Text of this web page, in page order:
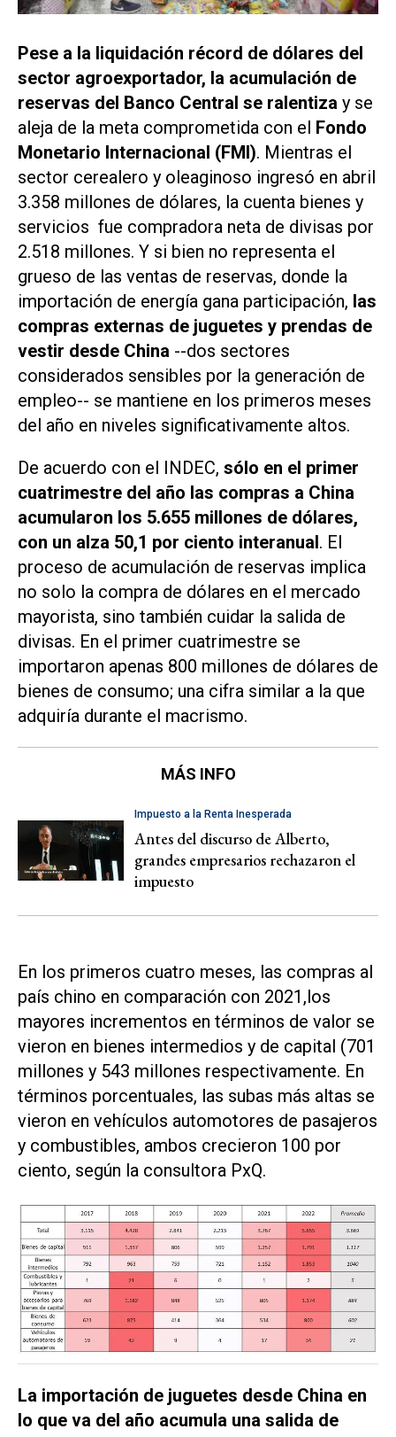
Pese a la liquidación récord de dólares del
sector agroexportador, la acumulación de
reservas del Banco Central se ralentiza y se
aleja de la meta comprometida con el Fondo
Monetario Internacional (FMI). Mientras el
sector cerealero y oleaginoso ingresó en abril
3.358 millones de dólares, la cuenta bienes y
servicios fue compradora neta de divisas por
2.518 millones. Y si bien no representa el
grueso de las ventas de reservas, donde la
importación de energía gana participación, las
compras externas de juguetes y prendas de
vestir desde China --dos sectores
considerados sensibles por la generación de
empleo-- se mantiene en los primeros meses
del año en niveles significativamente altos.
De acuerdo con el INDEC, sólo en el primer
cuatrimestre del año las compras a China
acumularon los 5.655 millones de dólares,
con un alza 50,1 por ciento interanual. El
proceso de acumulación de reservas implica
no solo la compra de dólares en el mercado
mayorista, sino también cuidar la salida de
divisas. En el primer cuatrimestre se
importaron apenas 800 millones de dólares de
bienes de consumo; una cifra similar a la que
adquiría durante el macrismo.
MÁS INFO
Impuesto a la Renta Inesperada
Antes del discurso de Alberto,
grandes empresarios rechazaron el
impuesto
En los primeros cuatro meses, las compras al
país chino en comparación con 2021,los
mayores incrementos en términos de valor se
vieron en bienes intermedios y de capital (701
millones y 543 millones respectivamente. En
términos porcentuales, las subas más altas se
vieron en vehículos automotores de pasajeros
y combustibles, ambos crecieron 100 por
ciento, según la consultora PxQ.
La importación de juguetes desde China en
lo que va del año acumula una salida de